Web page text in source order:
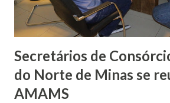
referente à compra e foi liberado.
informações da PM, a V...
Secretários de
do Norte de Minas se
AMAMS